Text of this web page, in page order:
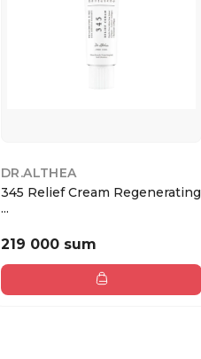
DR.ALTHEA
345 Relief Cream Regenerating
...
219 000 sum